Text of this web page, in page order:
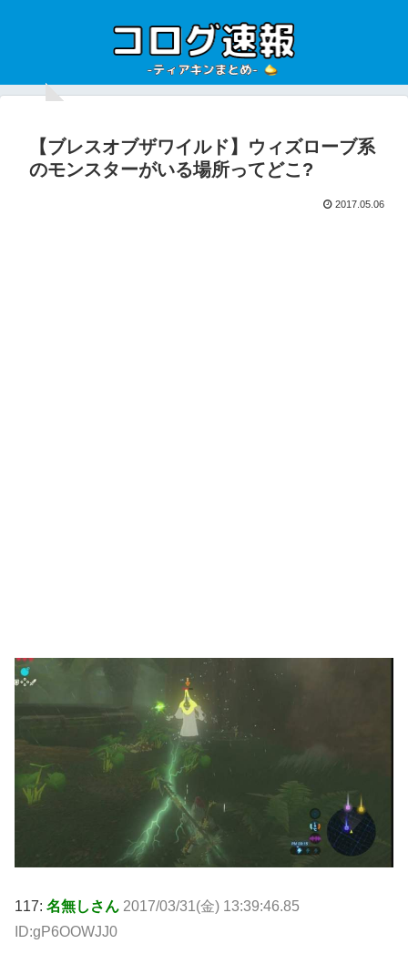
【ブレスオブザワイルド】ウィズローブ系
のモンスターがいる場所ってどこ?
2017.05.06
117: 名無しさん 2017/03/31(金) 13:39:46.85
ID:gP6OOWJJ0